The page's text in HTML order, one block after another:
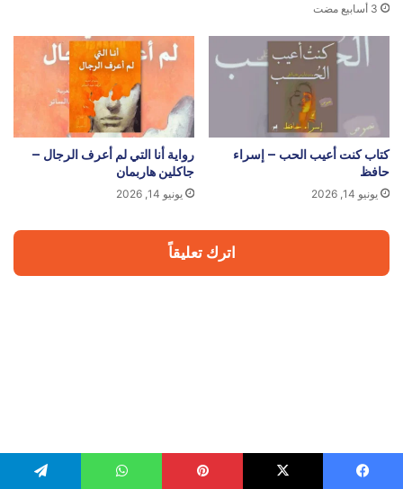
3 أسابيع مضت
كتاب كنت أعيب الحب – إسراء
حافظ
يونيو 14, 2026
رواية أنا التي لم أعرف الرجال –
جاكلين هاربمان
يونيو 14, 2026
اترك تعليقاً